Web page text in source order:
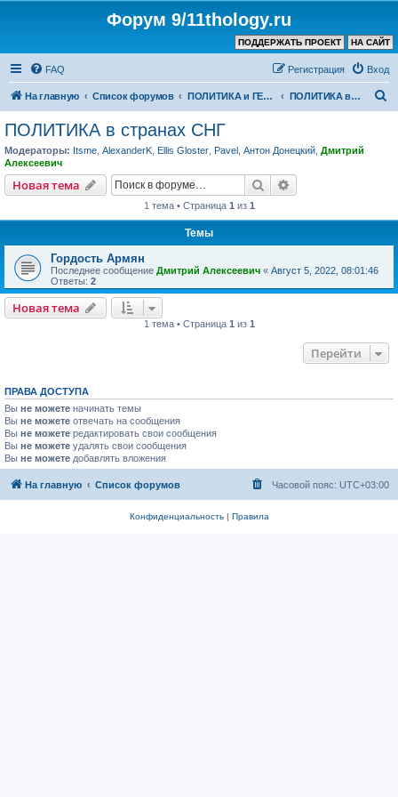
Форум 9/11thology.ru
НА САЙТ
ПОДДЕРЖАТЬ ПРОЕКТ
FAQ Вход
Регистрация
На главную Список форумов ПОЛИТИКА и ГЕОПОЛИТИКА ПОЛИТИКА в странах СНГ
ПОЛИТИКА в странах СНГ
Модераторы: Itsme AlexanderK Ellis Gloster Pavel Антон Донецкий Дмитрий
Алексеевич
Новая тема Поиск
1 тема • Страница 1 из 1
Темы
Гордость Армян
Последнее сообщение Дмитрий Алексеевич « Август 5, 2022, 08:01:46
Ответы: 2
Новая тема
1 тема • Страница 1 из 1
Перейти
ПРАВА ДОСТУПА
Вы не можете начинать темы
Вы не можете отвечать на сообщения
Вы не можете редактировать свои сообщения
Вы не можете удалять свои сообщения
Вы не можете добавлять вложения
На главную Список форумов Часовой пояс: UTC+03:00
Конфиденциальность| Правила